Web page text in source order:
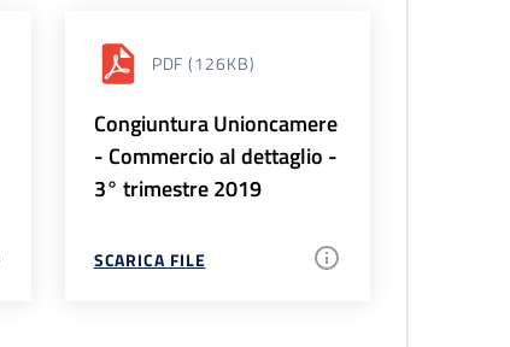
PDF (126KB)
Congiuntura Unioncamere
- Commercio al dettaglio -
3° trimestre 2019
SCARICA FILE